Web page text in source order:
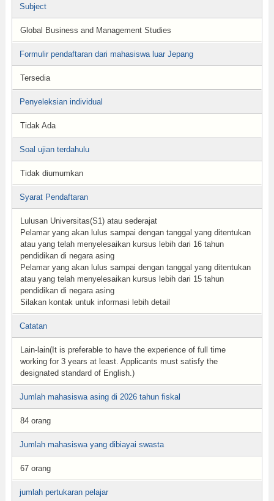
Subject
Global Business and Management Studies
Formulir pendaftaran dari mahasiswa luar Jepang
Tersedia
Penyeleksian individual
Tidak Ada
Soal ujian terdahulu
Tidak diumumkan
Syarat Pendaftaran
Lulusan Universitas(S1) atau sederajat
Pelamar yang akan lulus sampai dengan tanggal yang ditentukan
atau yang telah menyelesaikan kursus lebih dari 16 tahun
pendidikan di negara asing
Pelamar yang akan lulus sampai dengan tanggal yang ditentukan
atau yang telah menyelesaikan kursus lebih dari 15 tahun
pendidikan di negara asing
Silakan kontak untuk informasi lebih detail
Catatan
Lain-lain(It is preferable to have the experience of full time
working for 3 years at least. Applicants must satisfy the
designated standard of English.)
Jumlah mahasiswa asing di 2026 tahun fiskal
84 orang
Jumlah mahasiswa yang dibiayai swasta
67 orang
jumlah pertukaran pelajar